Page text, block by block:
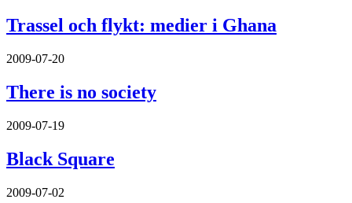
Trassel och flykt: medier i Ghana
2009-07-20
There is no society
2009-07-19
Black Square
2009-07-02